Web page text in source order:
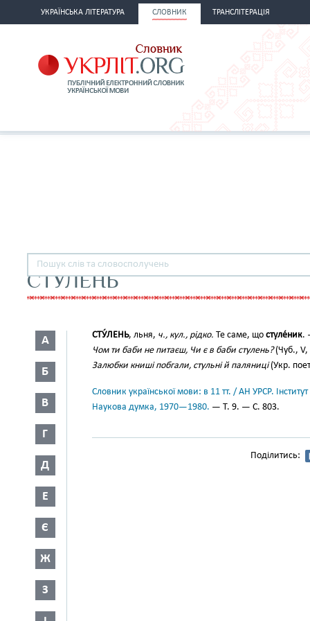
УКРАЇНСЬКА ЛІТЕРАТУРА СЛОВНИК ТРАНСЛІТЕРАЦІЯ
СТУЛЕНЬ
А
Б
В
Г
Д
Е
Є
Ж
З
СТУ́ЛЕНЬ, льня, ч., кул., рідко. Те саме, що стуле́ник.
Чом ти баби не питаєш, Чи є в баби стулень?(Чуб., V,
Залюбки книші побгали, стульні й паляниці(Укр.
Словник української мови: в 11 тт. / АН УРСР.
Наукова думка, 1970—1980. — Т. 9. — С. 803.
Поділитись: